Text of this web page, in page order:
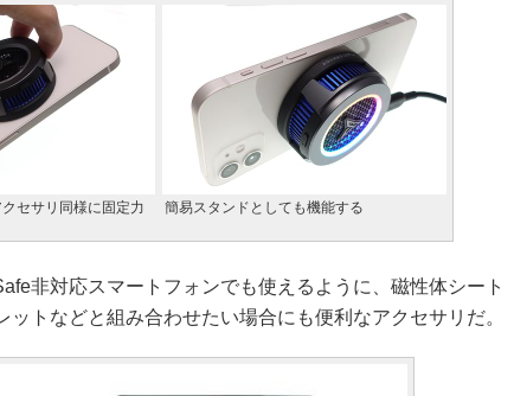
セサリ同様に固定力
簡易スタンドとしても機能する
非対応スマートフォンでも使えるように、磁性体シート
ットなどと組み合わせたい場合にも便利なアクセサリだ。